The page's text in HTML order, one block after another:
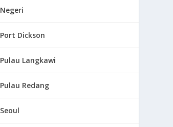
Negeri
Port Dickson
Pulau Langkawi
Pulau Redang
Seoul